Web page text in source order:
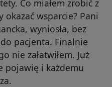
Co miałem zrobić z
wsparcie? Pani
wyniosła, bez
pacjenta. Finalnie
nie załatwiłem. Już
pojawię i każdemu